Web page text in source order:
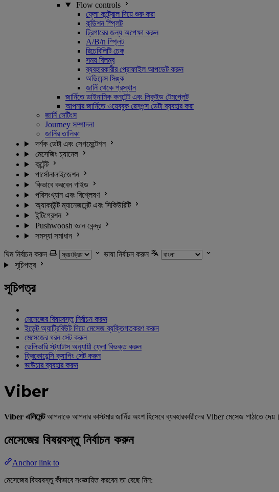
Flow controls
ফ্লো কন্ট্রোল দিয়ে শুরু করা
কন্ডিশন স্প্লিট
ট্রিগারের জন্য অপেক্ষা করুন
A/B/n স্প্লিট
রিচেবিলিটি চেক
সময় বিলম্ব
ব্যবহারকারীর প্রোফাইল আপডেট করুন
অডিয়েন্স সিঙ্ক
জার্নি থেকে প্রস্থান
জার্নিতে ডাইনামিক কনটেন্ট এবং লিকুইড টেমপ্লেট
আপনার জার্নিতে ওয়েববুক রেসপন্স ডেটা ব্যবহার করা
জার্নি সেটিংস
Journey সম্পাদনা
জার্নির তালিকা
দর্শক ডেটা এবং সেগমেন্টেশন
মেসেজিং চ্যানেল
কন্টেন্ট
পার্সোনালাইজেশন
কিভাবে করবেন গাইড
পরিসংখ্যান এবং বিশ্লেষণ
অ্যাকাউন্ট ম্যানেজমেন্ট এবং সিকিউরিটি
ইন্টিগ্রেশন
Pushwoosh জ্ঞান কেন্দ্র
সমস্যা সমাধান
থিম নির্বাচন করুন
ভাষা নির্বাচন করুন
সূচিপত্র
সূচিপত্র
মেসেজের বিষয়বস্তু নির্বাচন করুন
ইভেন্ট অ্যাট্রিবিউট দিয়ে মেসেজ ব্যক্তিগতকরণ করুন
মেসেজের ধরন সেট করুন
ডেলিভারি স্ট্যাটাস অনুযায়ী ফ্লো বিভক্ত করুন
ফ্রিকোয়েন্সি ক্যাপিং সেট করুন
ভাউচার ব্যবহার করুন
Viber
Viber এলিমেন্টআপনাকে আপনার কাস্টমার জার্নির অংশ হিসেবে ব্যবহারকারীদের Viber মেসেজ পাঠাতে দেয়।
মেসেজের বিষয়বস্তু নির্বাচন করুন
Anchor link to
মেসেজের বিষয়বস্তু কীভাবে সংজ্ঞায়িত করবেন তা বেছে নিন: